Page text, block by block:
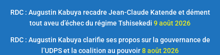
RDC : Augustin Kabuya recadre Jean-Claude Katende et dément
tout aveu d’échec du régime Tshisekedi 9 août 2026
RDC : Augustin Kabuya clarifie ses propos sur la gouvernance de
l’UDPS et la coalition au pouvoir8 août 2026